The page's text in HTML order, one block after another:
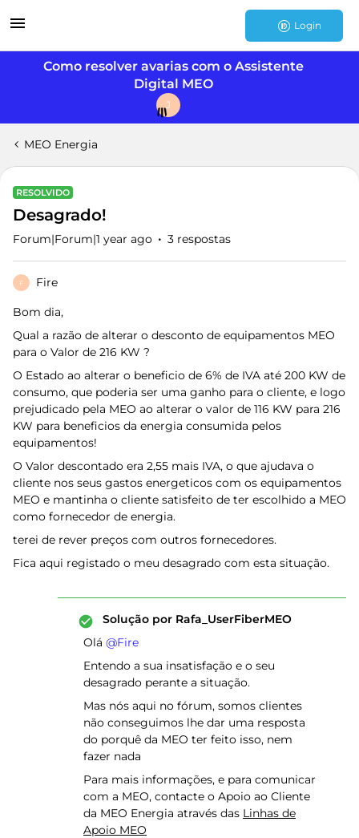
Login
Como resolver avarias com o Assistente
Digital MEO
J
MEO Energia
RESOLVIDO
Desagrado!
Forum|Forum|1 year ago 3 respostas
F Fire
Bom dia,
Qual a razão de alterar o desconto de equipamentos MEO
para o Valor de 216 KW ?
O Estado ao alterar o beneficio de 6% de IVA até 200 KW de
consumo, que poderia ser uma ganho para o cliente, e logo
prejudicado pela MEO ao alterar o valor de 116 KW para 216
KW para beneficios da energia consumida pelos
equipamentos!
O Valor descontado era 2,55 mais IVA, o que ajudava o
cliente nos seus gastos energeticos com os equipamentos
MEO e mantinha o cliente satisfeito de ter escolhido a MEO
como fornecedor de energia.
terei de rever preços com outros fornecedores.
Fica aqui registado o meu desagrado com esta situação.
Solução por Rafa_UserFiberMEO
Olá ​ @Fire
Entendo a sua insatisfação e o seu
desagrado perante a situação.
Mas nós aqui no fórum, somos clientes
não conseguimos lhe dar uma resposta
do porquê da MEO ter feito isso, nem
fazer nada
Para mais informações, e para comunicar
com a MEO, contacte o Apoio ao Cliente
da MEO Energia através das Linhas de
Apoio MEO